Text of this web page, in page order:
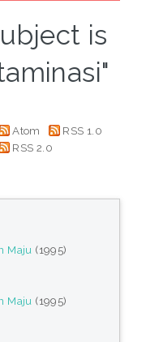
is
Atom
RSS 1.0
RSS 2.0
Maju (1995)
Maju (1995)